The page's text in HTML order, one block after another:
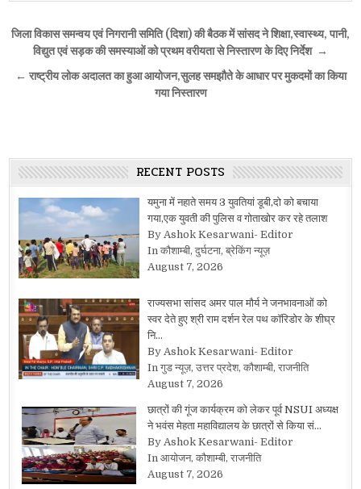
Post
navigation
जिला विकास समन्वय एवं निगरानी समिति (दिशा) की बैठक में सांसद ने शिक्षा,स्वास्थ्य, पानी,
विद्युत एवं सड़क की समस्याओं को प्रथम वरीयता से निस्तारण के दिए निर्देश →
← राष्ट्रीय लोक अदालत का हुआ आयोजन,सुलह समझौते के आधार पर मुकदमों का किया
गया निस्तारण
RECENT POSTS
यमुना में नहाते समय 3 युवतियां डूबी,दो को बचाया
गया,एक युवती की पुलिस व गोताखोर कर रहे तलाश
By Ashok Kesarwani- Editor
In कौशाम्बी, दुर्घटना, ब्रेकिंग न्यूज़
August 7, 2026
राज्यसभा सांसद अमर पाल मौर्य ने जनभावनाओं को
स्वर देते हुए श्री राम दर्शन रेल पथ कॉरिडोर के शीघ्र
नि…
By Ashok Kesarwani- Editor
In गुड न्यूज़, उत्तर प्रदेश, कौशाम्बी, राजनीति
August 7, 2026
छात्रों की गूंज कार्यक्रम को लेकर पूर्व NSUI अध्यक्ष
ने भवंस मेहता महाविद्यालय के छात्रों से किया सं…
By Ashok Kesarwani- Editor
In आयोजन, कौशाम्बी, राजनीति
August 7, 2026